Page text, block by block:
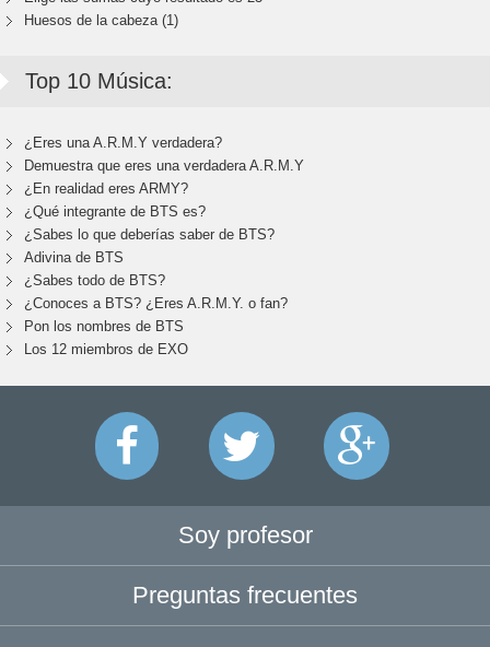
Huesos de la cabeza (1)
Top 10 Música:
¿Eres una A.R.M.Y verdadera?
Demuestra que eres una verdadera A.R.M.Y
¿En realidad eres ARMY?
¿Qué integrante de BTS es?
¿Sabes lo que deberías saber de BTS?
Adivina de BTS
¿Sabes todo de BTS?
¿Conoces a BTS? ¿Eres A.R.M.Y. o fan?
Pon los nombres de BTS
Los 12 miembros de EXO
Soy profesor
Preguntas frecuentes